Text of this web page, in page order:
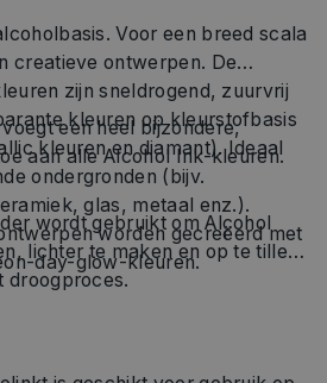
Voor een breed scala
zuurvrij
op kleurstofbasis
kleuren en diamant). Ideaal
ondergronden (bijv.
metaal enz.).
worden gecreëerd met
day-glow-kleuren.
bijzondere,
aan alle Alcohol Ink-kleuren.
droogproces.